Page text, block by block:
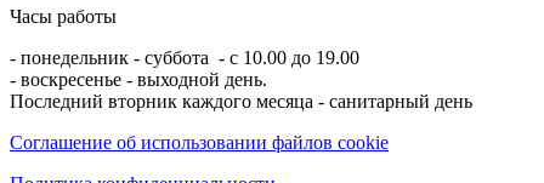
Часы работы
- понедельник - суббота - с 10.00 до 19.00
- воскресенье - выходной день.
Последний вторник каждого месяца - санитарный день
Соглашение об использовании файлов cookie